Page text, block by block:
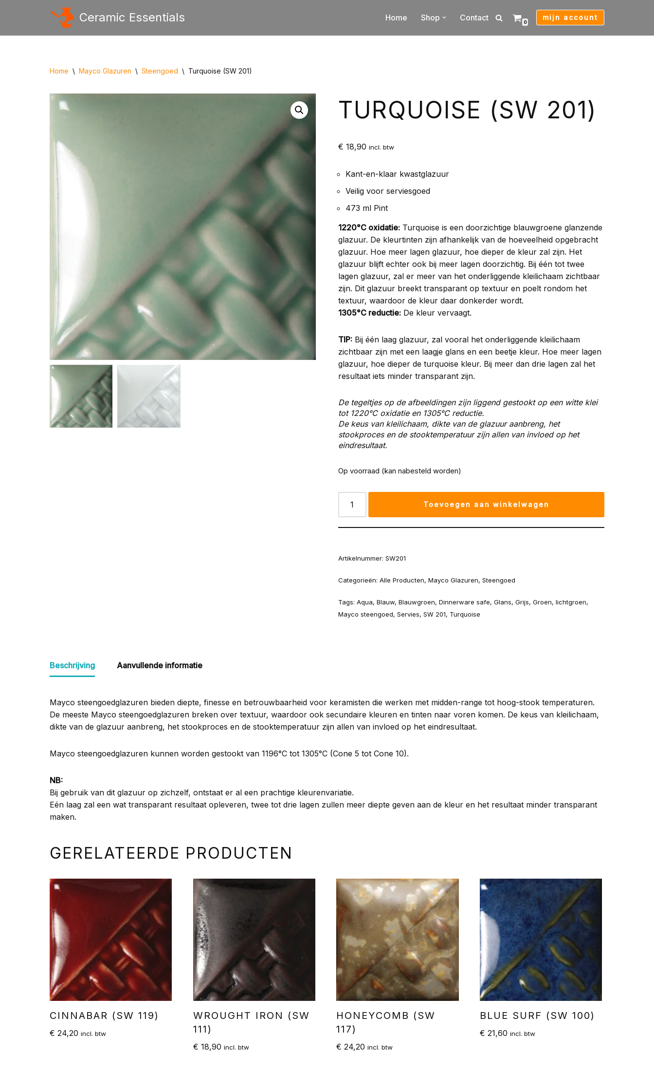
naar
Ceramic Essentials Home Shop Contact 0
mijn account
Home \ Mayco Glazuren \ Steengoed \ Turquoise (SW 201)
TURQUOISE (SW 201)
€ 18,90 incl. btw
Kant-en-klaar kwastglazuur
Veilig voor serviesgoed
473 ml Pint
1220°C oxidatie:Turquoise is een doorzichtige blauwgroene glanzende
glazuur. De kleurtinten zijn afhankelijk van de hoeveelheid opgebracht
glazuur. Hoe meer lagen glazuur, hoe dieper de kleur zal zijn. Het
glazuur blijft echter ook bij meer lagen doorzichtig. Bij één tot twee
lagen glazuur, zal er meer van het onderliggende kleilichaam zichtbaar
zijn. Dit glazuur breekt transparant op textuur en poelt rondom het
textuur, waardoor de kleur daar donkerder wordt.
1305°C reductie:De kleur vervaagt.
TIP:Bij één laag glazuur, zal vooral het onderliggende kleilichaam
zichtbaar zijn met een laagje glans en een beetje kleur. Hoe meer lagen
glazuur, hoe dieper de turquoise kleur. Bij meer dan drie lagen zal het
resultaat iets minder transparant zijn.
De tegeltjes op de afbeeldingen zijn liggend gestookt op een witte klei
tot 1220°C oxidatie en 1305°C reductie.
De keus van kleilichaam, dikte van de glazuur aanbreng, het
stookproces en de stooktemperatuur zijn allen van invloed op het
eindresultaat.
Op voorraad (kan nabesteld worden)
Toevoegen aan winkelwagen
Artikelnummer: SW201
Categorieën: Alle Producten, Mayco Glazuren, Steengoed
Tags: Aqua, Blauw, Blauwgroen, Dinnerware safe, Glans, Grijs, Groen, lichtgroen,
Mayco steengoed, Servies, SW 201, Turquoise
Beschrijving Aanvullende informatie
Mayco steengoedglazuren bieden diepte, finesse en betrouwbaarheid voor keramisten die werken met midden-range tot hoog-stook temperaturen.
De meeste Mayco steengoedglazuren breken over textuur, waardoor ook secundaire kleuren en tinten naar voren komen. De keus van kleilichaam,
dikte van de glazuur aanbreng, het stookproces en de stooktemperatuur zijn allen van invloed op het eindresultaat.
Mayco steengoedglazuren kunnen worden gestookt van 1196°C tot 1305°C (Cone 5 tot Cone 10).
NB:
Bij gebruik van dit glazuur op zichzelf, ontstaat er al een prachtige kleurenvariatie.
Eén laag zal een wat transparant resultaat opleveren, twee tot drie lagen zullen meer diepte geven aan de kleur en het resultaat minder transparant
maken.
GERELATEERDE PRODUCTEN
CINNABAR (SW 119)
€ 24,20 incl. btw
WROUGHT IRON (SW
111)
€ 18,90 incl. btw
HONEYCOMB (SW
117)
€ 24,20 incl. btw
BLUE SURF (SW 100)
€ 21,60 incl. btw